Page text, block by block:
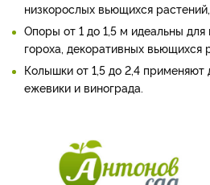
низкорослых вьющихся
Опоры от 1 до 1,5 м идеальны
гороха, декоративных вьющихся
Колышки от 1,5 до 2,4 применяют
ежевики и винограда.